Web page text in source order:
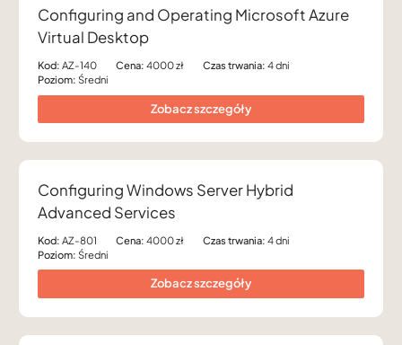
Configuring and Operating Microsoft Azure
Virtual Desktop
Kod: AZ-140 Cena: 4000 zł Czas trwania: 4 dni
Poziom: Średni
Zobacz szczegóły
Configuring Windows Server Hybrid
Advanced Services
Kod: AZ-801 Cena: 4000 zł Czas trwania: 4 dni
Poziom: Średni
Zobacz szczegóły